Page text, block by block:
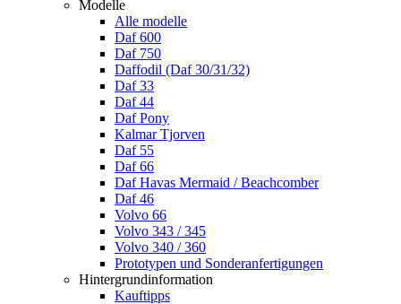
Modelle
Alle modelle
Daf 600
Daf 750
Daffodil (Daf 30/31/32)
Daf 33
Daf 44
Daf Pony
Kalmar Tjorven
Daf 55
Daf 66
Daf Havas Mermaid / Beachcomber
Daf 46
Volvo 66
Volvo 343 / 345
Volvo 340 / 360
Prototypen und Sonderanfertigungen
Hintergrundinformation
Kauftipps